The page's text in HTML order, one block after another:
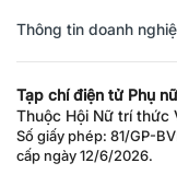
Thông tin doanh
Tạp chí điện tử Phụ
Thuộc Hội Nữ trí thức
Số giấy phép: 81/GP-
cấp ngày 12/6/2026.